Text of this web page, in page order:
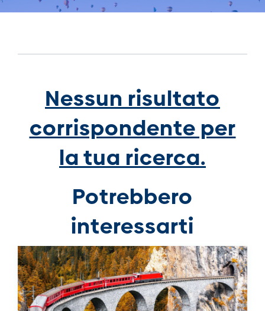
Nessun risultato
corrispondente per
la tua ricerca.
Potrebbero
interessarti